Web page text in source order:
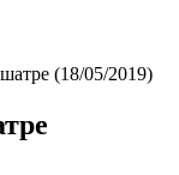
(18/05/2019)